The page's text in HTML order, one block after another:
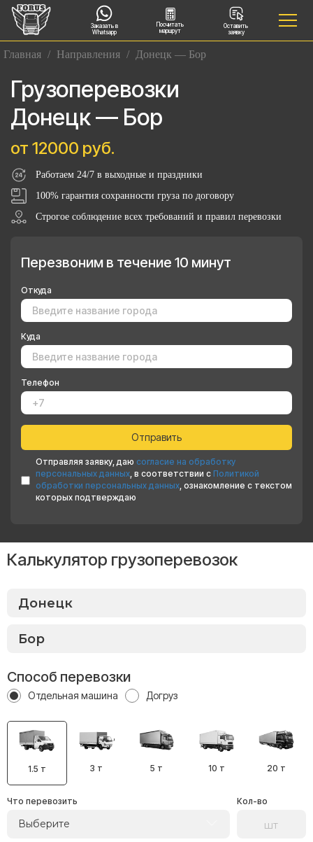
Заказать в
Whatsapp
Посчитать
маршрут
Оставить
заявку
Главная / Направления / Донецк — Бор
Грузоперевозки
Донецк — Бор
от 12000 руб.
Работаем 24/7 в выходные и праздники
100% гарантия сохранности груза по договору
Строгое соблюдение всех требований и правил перевозки
Перезвоним в течение 10 минут
Откуда
Куда
Телефон
Отправляя заявку, даю согласие на обработку
персональных данных, в соответствии с Политикой
обработки персональных данных, ознакомление с текстом
которых подтверждаю
Калькулятор грузоперевозок
Способ перевозки
Отдельная машина Догруз
1.5 т 3 т 5 т 10 т 20 т
Что перевозить
Выберите
Кол-во